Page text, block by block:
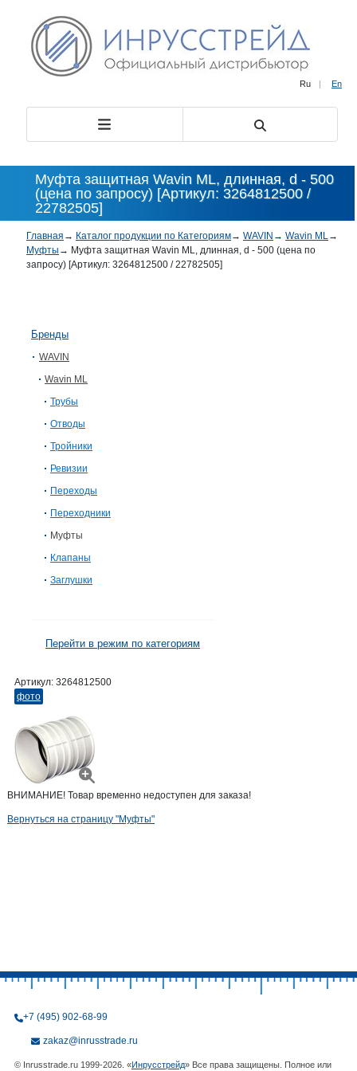
Ru | En
Муфта защитная Wavin ML, длинная, d - 500
(цена по запросу) [Артикул: 3264812500 /
22782505]
Главная → Каталог продукции по Категориям→ WAVIN → Wavin ML→
Муфты → Муфта защитная Wavin ML, длинная, d - 500 (цена по
запросу) [Артикул: 3264812500 / 22782505]
Бренды
WAVIN
Wavin ML
Трубы
Отводы
Тройники
Ревизии
Переходы
Переходники
Муфты
Клапаны
Заглушки
Перейти в режим по категориям
Артикул: 3264812500
фото
ВНИМАНИЕ! Товар временно недоступен для заказа!
Вернуться на страницу "Муфты"
+7 (495) 902-68-99
zakaz@inrusstrade.ru
© Inrusstrade.ru 1999-2026. «Инрусстрейд» Все права защищены. Полное или